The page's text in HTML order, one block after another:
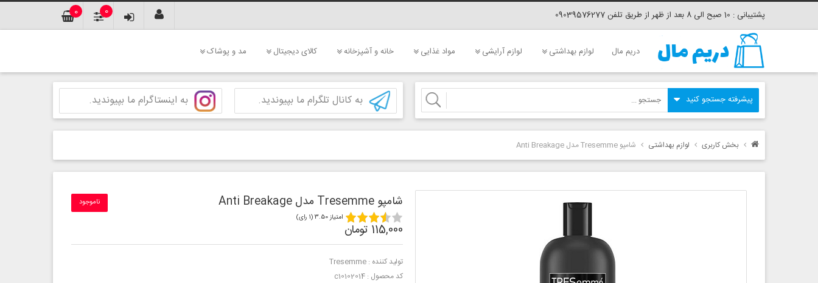
پشتیبانی : 10 صبح الی 8 بعد از ظهر از طریق تلفن 09039576277 0 0
دریم مال لوازم بهداشتی لوازم آرایشی مواد غذایی خانه و آشپزخانه کالای دیجیتال مد و پوشاک
به کانال تلگرام ما بپیوندید. به اینستاگرام ما بپیوندید.
بخش کاربری لوازم بهداشتی شامپو Tresemme مدل Anti Breakage
شامپو Tresemme مدل Anti Breakage ناموجود
امتیاز 3.50 (1 رای)
115,000 تومان
تولید کننده : Tresemme
کد محصول : c10102014